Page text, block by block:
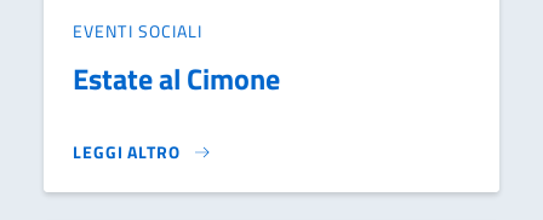
EVENTI SOCIALI
Estate al Cimone
LEGGI ALTRO
ESTATE AL CIMONE}